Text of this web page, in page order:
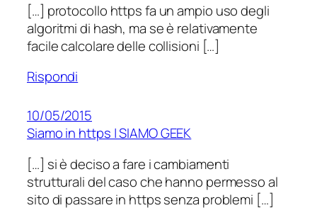
[…] protocollo https fa un ampio uso degli
algoritmi di hash, ma se è relativamente
facile calcolare delle collisioni […]
Rispondi
10/05/2015
Siamo in https | SIAMO GEEK
[…] si è deciso a fare i cambiamenti
strutturali del caso che hanno permesso al
sito di passare in https senza problemi […]